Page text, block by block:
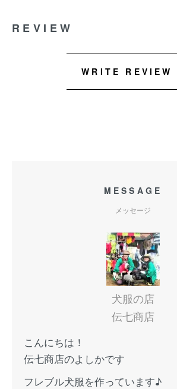
REVIEW
WRITE REVIEW
MESSAGE
メッセージ
犬服の店
伝七商店
こんにちは！
伝七商店のよしかです
フレブル犬服を作っています♪